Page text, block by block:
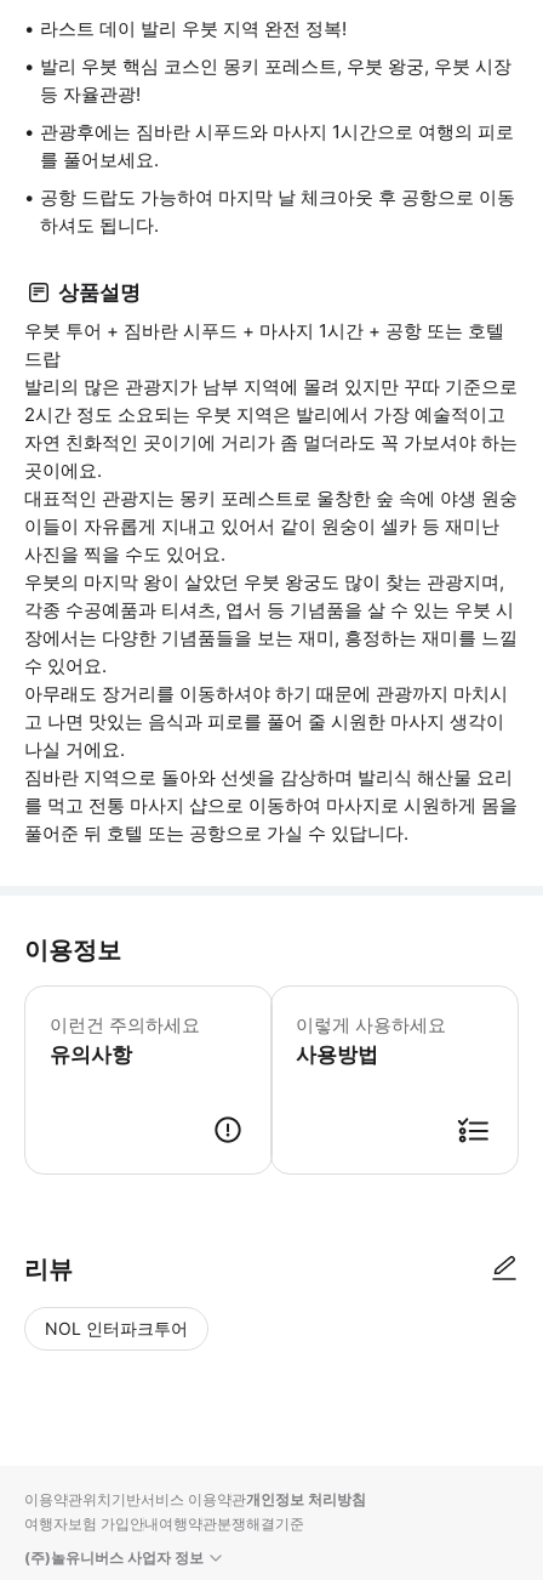
라스트 데이 발리 우붓 지역 완전 정복!
발리 우붓 핵심 코스인 몽키 포레스트, 우붓 왕궁, 우붓 시장
등 자율관광!
관광후에는 짐바란 시푸드와 마사지 1시간으로 여행의 피로
를 풀어보세요.
공항 드랍도 가능하여 마지막 날 체크아웃 후 공항으로 이동
하셔도 됩니다.
상품설명
우붓 투어 + 짐바란 시푸드 + 마사지 1시간 + 공항 또는 호텔
드랍
발리의 많은 관광지가 남부 지역에 몰려 있지만 꾸따 기준으로
2시간 정도 소요되는 우붓 지역은 발리에서 가장 예술적이고
자연 친화적인 곳이기에 거리가 좀 멀더라도 꼭 가보셔야 하는
곳이에요.
대표적인 관광지는 몽키 포레스트로 울창한 숲 속에 야생 원숭
이들이 자유롭게 지내고 있어서 같이 원숭이 셀카 등 재미난
사진을 찍을 수도 있어요.
우붓의 마지막 왕이 살았던 우붓 왕궁도 많이 찾는 관광지며,
각종 수공예품과 티셔츠, 엽서 등 기념품을 살 수 있는 우붓 시
장에서는 다양한 기념품들을 보는 재미, 흥정하는 재미를 느낄
수 있어요.
아무래도 장거리를 이동하셔야 하기 때문에 관광까지 마치시
고 나면 맛있는 음식과 피로를 풀어 줄 시원한 마사지 생각이
나실 거에요.
짐바란 지역으로 돌아와 선셋을 감상하며 발리식 해산물 요리
를 먹고 전통 마사지 샵으로 이동하여 마사지로 시원하게 몸을
풀어준 뒤 호텔 또는 공항으로 가실 수 있답니다.
이용정보
이런건 주의하세요
유의사항
[포함사항] · 프라이빗 전용차량 및
이렇게 사용하세요
사용방법
리뷰
NOL 인터파크투어
입니
다.
순
상
이용약관위치기반서비스 이용약관개인정보 처리방침
여행자보험 가입안내여행약관분쟁해결기준
(주)놀유니버스 사업자 정보